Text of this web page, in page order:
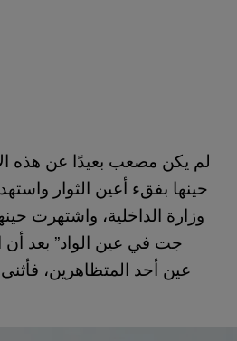
لم يكن مصعب بعيدًا عن هذه
حينها بفقء أعين الثوار
وزارة الداخلية، واشتهرت
جت في عين الواد” بعد
عين أحد المتظاهرين،